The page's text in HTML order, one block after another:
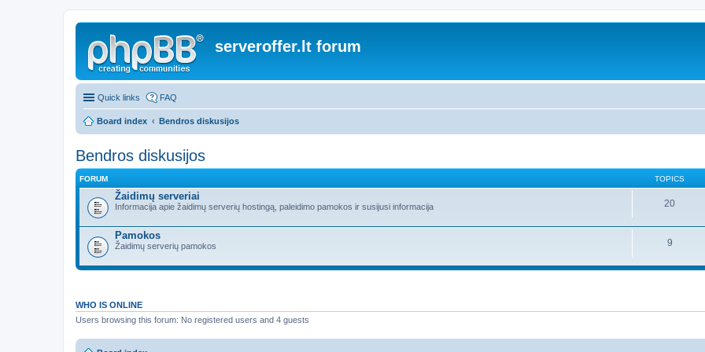
serveroffer.lt forum
Quick links FAQ
Board index Bendros diskusijos
Bendros diskusijos
FORUM TOPICS
Žaidimų serveriai
Informacija apie žaidimų serverių hostingą, paleidimo pamokos ir susijusi informacija 20
Pamokos
Žaidimų serverių pamokos 9
WHO IS ONLINE
Users browsing this forum: No registered users and 4 guests